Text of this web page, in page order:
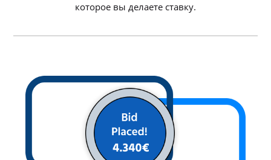
которое вы делаете ставку.